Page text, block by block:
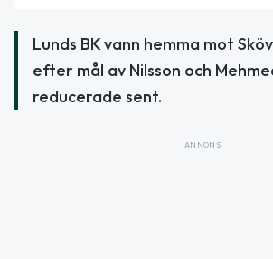
Lunds BK vann hemma mot
efter mål av Nilsson och
reducerade sent.
ANNONS